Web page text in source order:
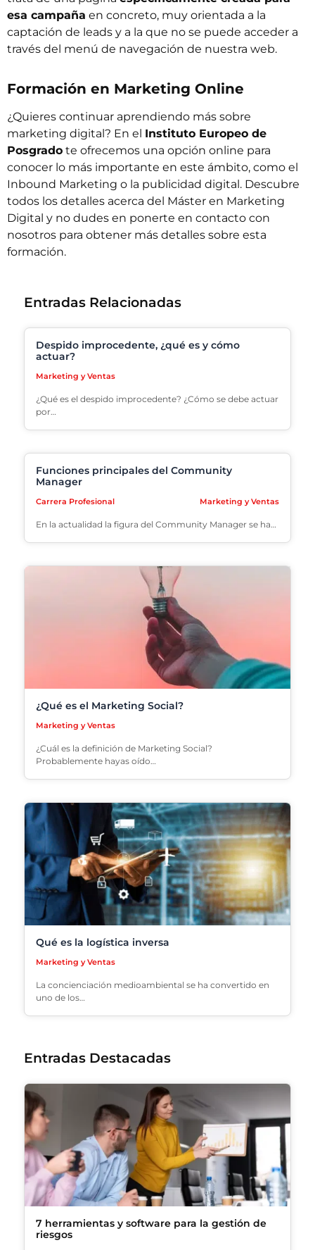
esa campaña en concreto, muy orientada a la
captación de leads y a la que no se puede acceder a
través del menú de navegación de nuestra web.
Formación en Marketing Online
¿Quieres continuar aprendiendo más sobre
marketing digital? En el Instituto Europeo de
Posgrado te ofrecemos una opción online para
conocer lo más importante en este ámbito, como el
Inbound Marketing o la publicidad digital. Descubre
todos los detalles acerca del Máster en Marketing
Digital y no dudes en ponerte en contacto con
nosotros para obtener más detalles sobre esta
formación.
Entradas Relacionadas
Despido improcedente, ¿qué es y cómo
actuar?
Marketing y Ventas
¿Qué es el despido improcedente? ¿Cómo se debe actuar
por…
Funciones principales del Community
Manager
Carrera Profesional Marketing y Ventas
En la actualidad la figura del Community Manager se ha…
¿Qué es el Marketing Social?
Marketing y Ventas
¿Cuál es la definición de Marketing Social?
Probablemente hayas oído…
Qué es la logística inversa
Marketing y Ventas
La concienciación medioambiental se ha convertido en
uno de los…
Entradas Destacadas
7 herramientas y software para la gestión de
riesgos